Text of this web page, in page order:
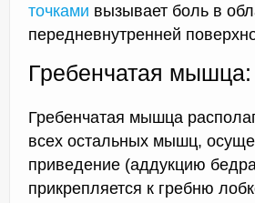
точками вызывает боль в
передневнутренней
Гребенчатая мышца:
Гребенчатая мышца
всех остальных мышц,
приведение (аддукцию
прикрепляется к гребню